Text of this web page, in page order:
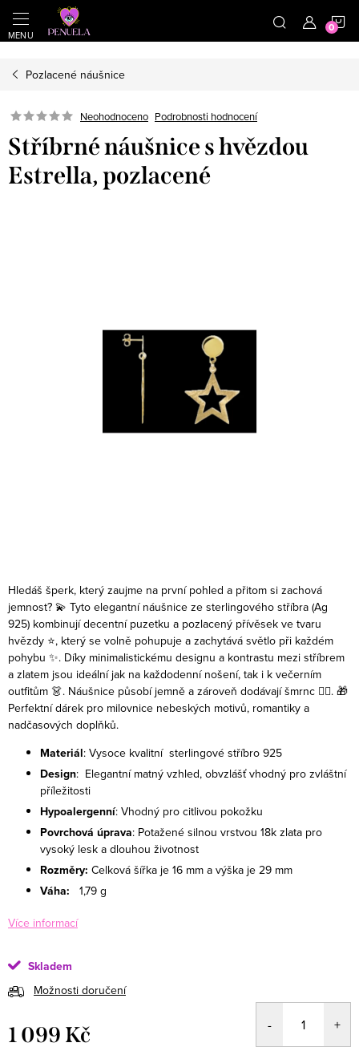
https://cz.pinterest.com/shoppenuela/
Přejít na obsah
Pozlacené náušnice
Neohodnoceno Podrobnosti hodnocení
Stříbrné náušnice s hvězdou
Estrella, pozlacené
Hledáš šperk, který zaujme na první pohled a přitom si zachová
jemnost? 💫 Tyto elegantní náušnice ze sterlingového stříbra (Ag
925) kombinují decentní puzetku a pozlacený přívěsek ve tvaru
hvězdy ⭐, který se volně pohupuje a zachytává světlo při každém
pohybu ✨. Díky minimalistickému designu a kontrastu mezi stříbrem
a zlatem jsou ideální jak na každodenní nošení, tak i k večerním
outfitům 👗. Náušnice působí jemně a zároveň dodávají šmrnc 💁‍♀️. 🎁
Perfektní dárek pro milovnice nebeských motivů, romantiky a
nadčasových doplňků.
Materiál: Vysoce kvalitní sterlingové stříbro 925
Design: Elegantní matný vzhled, obvzlášť vhodný pro zvláštní
příležitosti
Hypoalergenní: Vhodný pro citlivou pokožku
Povrchová úprava: Potažené silnou vrstvou 18k zlata pro
vysoký lesk a dlouhou životnost
Rozměry: Celková šířka je 16 mm a výška je 29 mm
Váha:
1,79 g
Více informací
Skladem
Možnosti doručení
1 099 Kč